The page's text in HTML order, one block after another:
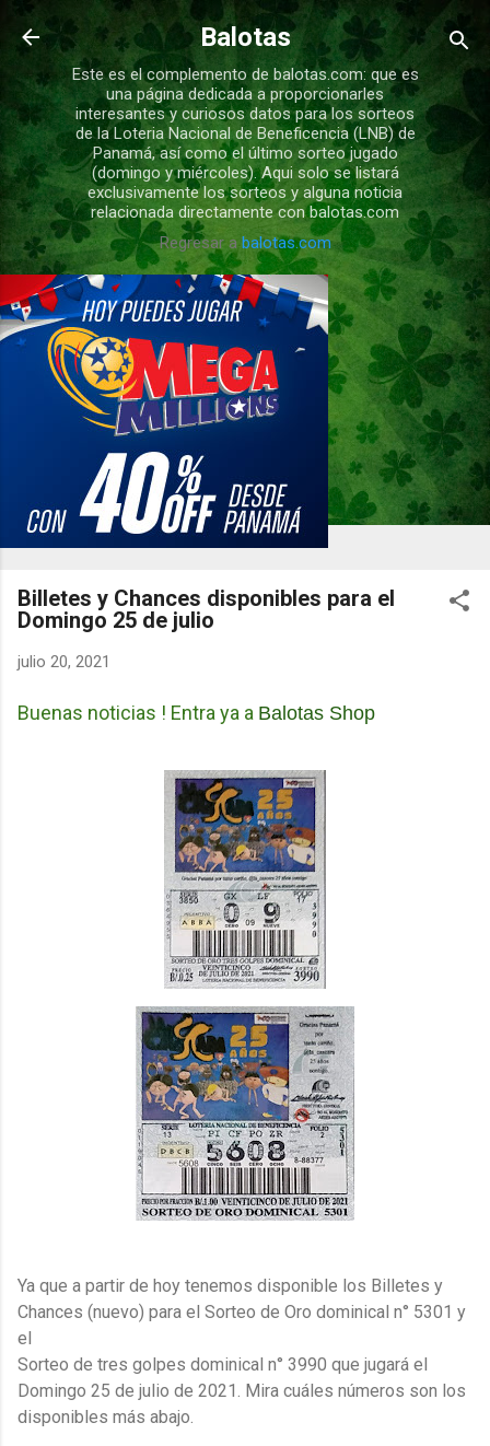
Ir al contenido principal
Balotas
Este es el complemento de balotas.com: que es
una página dedicada a proporcionarles
interesantes y curiosos datos para los sorteos
de la Loteria Nacional de Beneficencia (LNB) de
Panamá, así como el último sorteo jugado
(domingo y miércoles). Aqui solo se listará
exclusivamente los sorteos y alguna noticia
relacionada directamente con balotas.com
Regresar a balotas.com
Billetes y Chances disponibles para el
Domingo 25 de julio
julio 20, 2021
Buenas noticias ! Entra ya a Balotas Shop
Ya que a partir de hoy tenemos disponible los Billetes y
Chances (nuevo) para el Sorteo de Oro dominical n° 5301 y
el
Sorteo de tres golpes dominical n° 3990 que jugará el
Domingo 25 de julio de 2021. Mira cuáles números son los
disponibles más abajo.